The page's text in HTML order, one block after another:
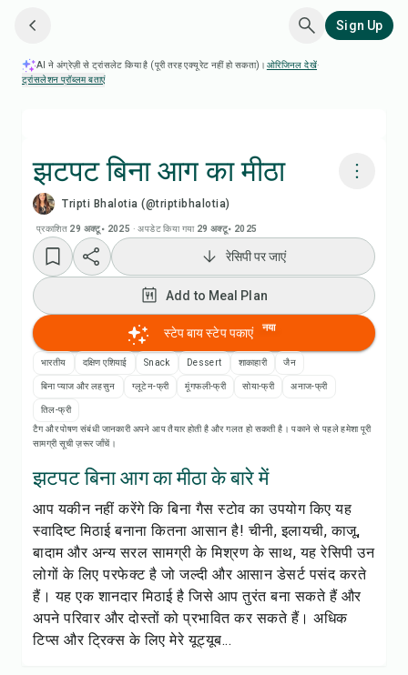
Sign Up
AI ने अंग्रेज़ी से ट्रांसलेट किया है (पूरी तरह एक्यूरेट नहीं हो सकता)। ओरिजिनल देखें·
ट्रांसलेशन प्रॉब्लम बताएं
झटपट बिना आग का मीठा
Tripti Bhalotia (@triptibhalotia)
प्रकाशित 29 अक्टू॰ 2025 ·अपडेट किया गया 29 अक्टू॰ 2025
रेसिपी वीडियो देखें
Add to Meal Plan
Add to Shopping List
सेव करें
शेयर करें
रिपोर्ट करें
रेसिपी पर जाएं
Add to Meal Plan
स्टेप बाय स्टेप पकाएं नया
भारतीय दक्षिण एशियाई Snack Dessert शाकाहारी जैन
बिना प्याज और लहसुन ग्लूटेन-फ्री मूंगफली-फ्री सोया-फ्री अनाज-फ्री
तिल-फ्री
टैग और पोषण संबंधी जानकारी अपने आप तैयार होती है और गलत हो सकती है। पकाने से पहले हमेशा पूरी
सामग्री सूची ज़रूर जाँचें।
झटपट बिना आग का मीठा के बारे में
आप यकीन नहीं करेंगे कि बिना गैस स्टोव का उपयोग किए यह
स्वादिष्ट मिठाई बनाना कितना आसान है! चीनी, इलायची, काजू,
बादाम और अन्य सरल सामग्री के मिश्रण के साथ, यह रेसिपी उन
लोगों के लिए परफेक्ट है जो जल्दी और आसान डेसर्ट पसंद करते
हैं। यह एक शानदार मिठाई है जिसे आप तुरंत बना सकते हैं और
अपने परिवार और दोस्तों को प्रभावित कर सकते हैं। अधिक
टिप्स और ट्रिक्स के लिए मेरे यूट्यूब...